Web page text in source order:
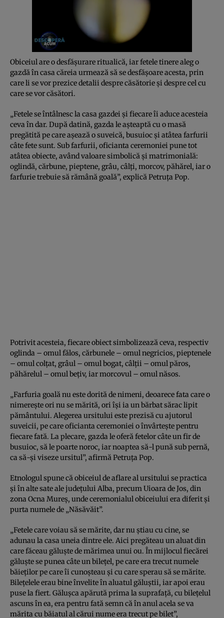
Obiceiul are o desfăşurare ritualică, iar fetele tinere aleg o
gazdă în casa căreia urmează să se desfăşoare acesta, prin
care li se vor prezice detalii despre căsătorie şi despre cel cu
care se vor căsători.
„Fetele se întâlnesc la casa gazdei şi fiecare îi aduce acesteia
ceva în dar. După datină, gazda le aşteaptă cu o masă
pregătită pe care aşează o suveică, busuioc şi atâtea farfurii
câte fete sunt. Sub farfurii, oficianta ceremoniei pune tot
atâtea obiecte, având valoare simbolică şi matrimonială:
oglindă, cărbune, pieptene, grâu, câlţi, morcov, păhărel, iar o
farfurie trebuie să rămână goală”, explică Petruţa Pop.
Potrivit acesteia, fiecare obiect simbolizează ceva, respectiv
oglinda – omul fălos, cărbunele – omul negricios, pieptenele
– omul colţat, grâul – omul bogat, câlţii – omul păros,
păhărelul – omul beţiv, iar morcovul – omul năsos.
„Farfuria goală nu este dorită de nimeni, deoarece fata care o
nimereşte ori nu se mărită, ori îşi ia un bărbat sărac lipit
pământului. Alegerea ursitului este prezisă cu ajutorul
suveicii, pe care oficianta ceremoniei o învârteşte pentru
fiecare fată. La plecare, gazda le oferă fetelor câte un fir de
busuioc, să le poarte noroc, iar noaptea să-l pună sub pernă,
ca să-şi viseze ursitul”, afirmă Petruţa Pop.
Etnologul spune că obiceiul de aflare al ursitului se practica
şi în alte sate ale judeţului Alba, precum Uioara de Jos, din
zona Ocna Mureş, unde ceremonialul obiceiului era diferit şi
purta numele de „Năsăvăit”.
„Fetele care voiau să se mărite, dar nu ştiau cu cine, se
adunau la casa uneia dintre ele. Aici pregăteau un aluat din
care făceau găluşte de mărimea unui ou. În mijlocul fiecărei
găluşte se punea câte un bileţel, pe care era trecut numele
băieţilor pe care îi cunoşteau şi cu care sperau să se mărite.
Bileţelele erau bine învelite în aluatul găluştii, iar apoi erau
puse la fiert. Găluşca apărută prima la suprafaţă, cu bileţelul
ascuns în ea, era pentru fată semn că în anul acela se va
mărita cu băiatul al cărui nume era trecut pe bilet”,